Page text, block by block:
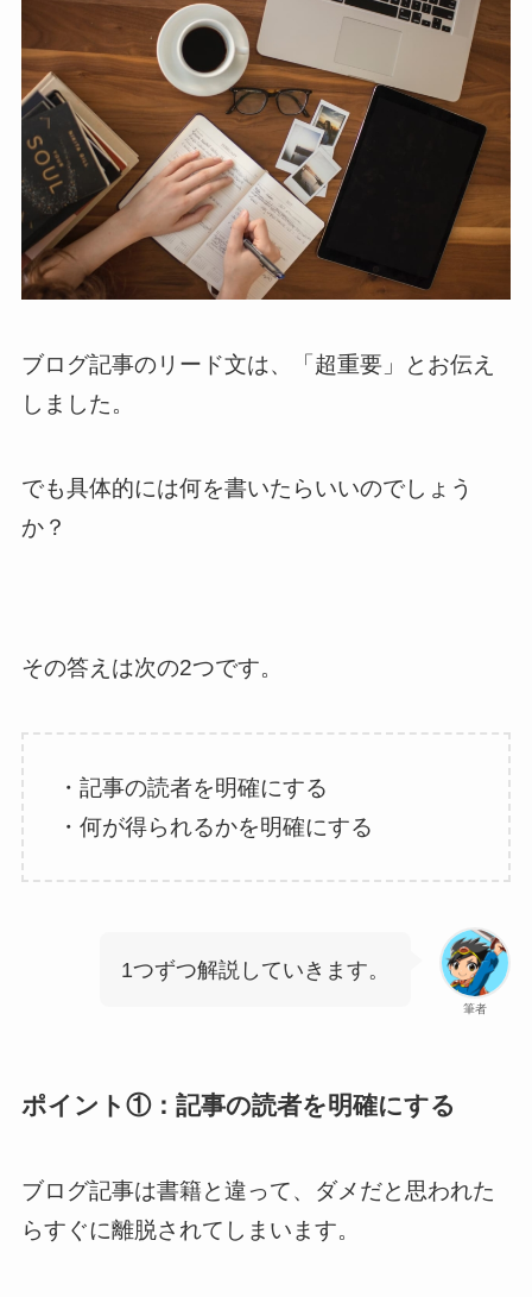
ブログ記事のリード文は、「超重要」とお伝え
しました。
でも具体的には何を書いたらいいのでしょう
か？
その答えは次の2つです。
・記事の読者を明確にする
・何が得られるかを明確にする
筆者
1つずつ解説していきます。
ポイント①：記事の読者を明確にする
ブログ記事は書籍と違って、ダメだと思われた
らすぐに離脱されてしまいます。